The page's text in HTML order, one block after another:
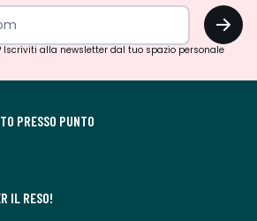
OK
Iscriviti alla newsletter dal tuo spazio personale
PRESSO PUNTO
IL RESO!